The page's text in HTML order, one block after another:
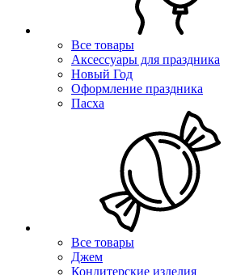
Все товары
Аксессуары для праздника
Новый Год
Оформление праздника
Пасха
Все товары
Джем
Кондитерские изделия